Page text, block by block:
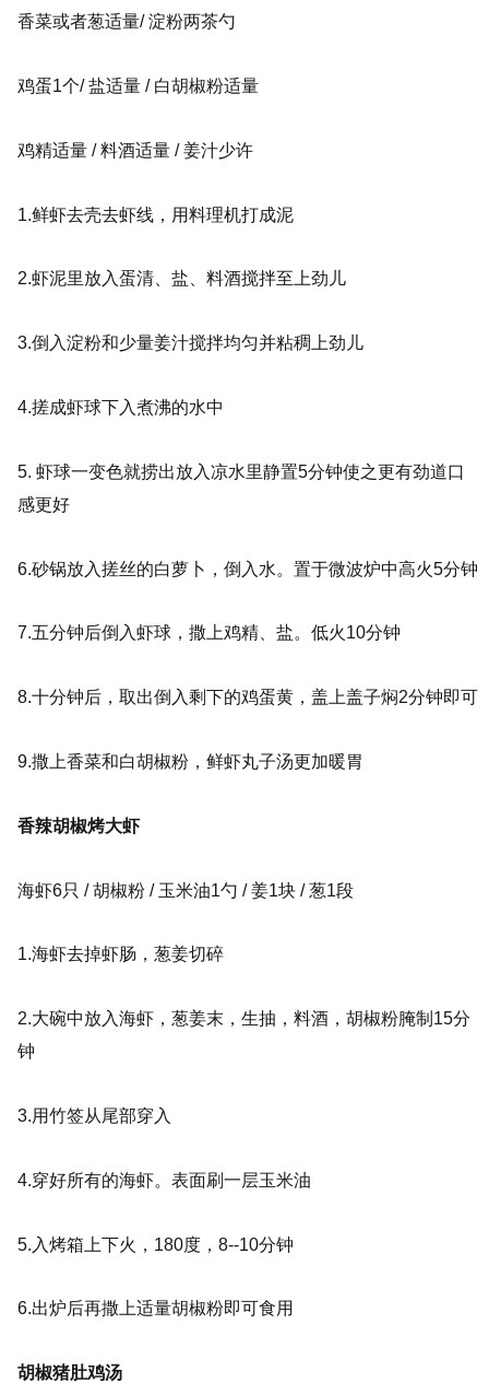
香菜或者葱适量/ 淀粉两茶勺
鸡蛋1个/ 盐适量 / 白胡椒粉适量
鸡精适量 / 料酒适量 / 姜汁少许
1.鲜虾去壳去虾线，用料理机打成泥
2.虾泥里放入蛋清、盐、料酒搅拌至上劲儿
3.倒入淀粉和少量姜汁搅拌均匀并粘稠上劲儿
4.搓成虾球下入煮沸的水中
5. 虾球一变色就捞出放入凉水里静置5分钟使之更有劲道口
感更好
6.砂锅放入搓丝的白萝卜，倒入水。置于微波炉中高火5分钟
7.五分钟后倒入虾球，撒上鸡精、盐。低火10分钟
8.十分钟后，取出倒入剩下的鸡蛋黄，盖上盖子焖2分钟即可
9.撒上香菜和白胡椒粉，鲜虾丸子汤更加暖胃
香辣胡椒烤大虾
海虾6只 / 胡椒粉 / 玉米油1勺 / 姜1块 / 葱1段
1.海虾去掉虾肠， 葱姜切碎
2.大碗中放入海虾，葱姜末，生抽，料酒，胡椒粉腌制15分
钟
3.用竹签从尾部穿入
4.穿好所有的海虾。表面刷一层玉米油
5.入烤箱上下火，180度，8--10分钟
6.出炉后再撒上适量胡椒粉即可食用
胡椒猪肚鸡汤